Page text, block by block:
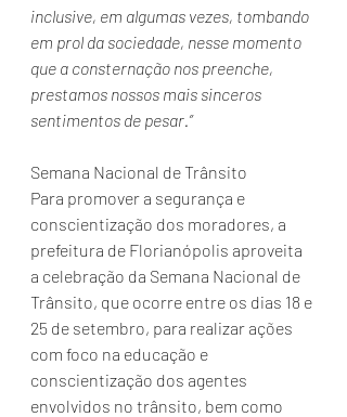
inclusive, em algumas vezes, tombando
em prol da sociedade, nesse momento
que a consternação nos preenche,
prestamos nossos mais sinceros
sentimentos de pesar.”
Semana Nacional de Trânsito
Para promover a segurança e
conscientização dos moradores, a
prefeitura de Florianópolis aproveita
a celebração da Semana Nacional de
Trânsito, que ocorre entre os dias 18 e
25 de setembro, para realizar ações
com foco na educação e
conscientização dos agentes
envolvidos no trânsito, bem como